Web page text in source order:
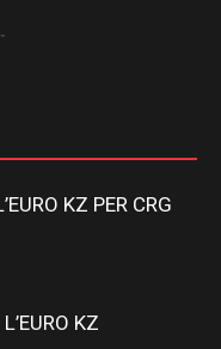
KZ PER CRG
KZ